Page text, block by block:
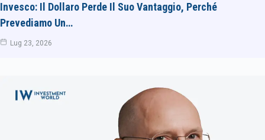
Invesco: Il Dollaro Perde Il Suo Vantaggio, Perché
Prevediamo Un…
Lug 23, 2026